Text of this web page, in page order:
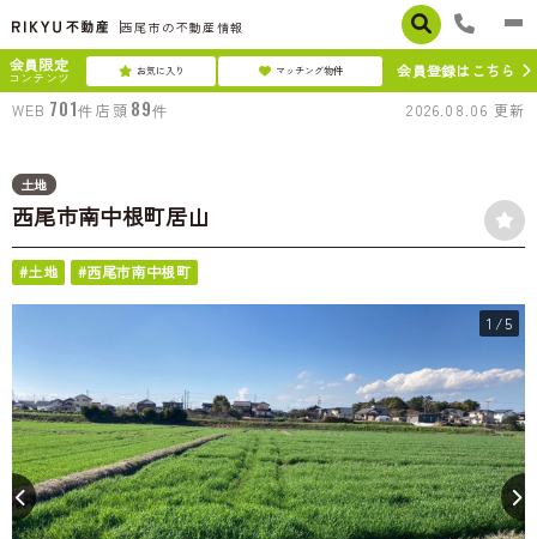
西尾市の不動産情報
会員限定
コンテンツ お気に入り マッチング物件
会員登録はこちら
WEB 701件 店頭 89件 2026.08.06 更新
土地
西尾市南中根町居山
#土地 #西尾市南中根町
1 /5